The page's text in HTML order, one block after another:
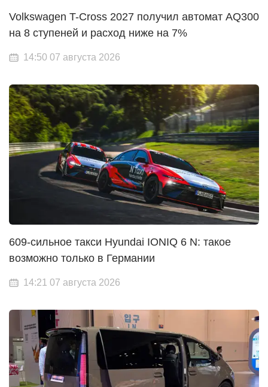
Volkswagen T-Cross 2027 получил автомат AQ300
на 8 ступеней и расход ниже на 7%
14:50 07 августа 2026
609-сильное такси Hyundai IONIQ 6 N: такое
возможно только в Германии
14:21 07 августа 2026